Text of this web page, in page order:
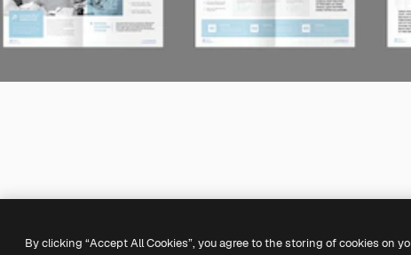
By clicking “Accept All Cookies”, you agree to the storing of cookies on